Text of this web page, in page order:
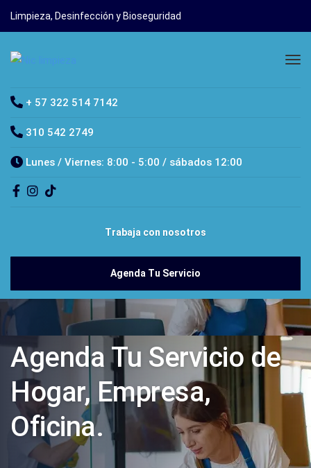
Limpieza, Desinfección y Bioseguridad
+ 57 322 514 7142
310 542 2749
Lunes / Viernes: 8:00 - 5:00 / sábados 12:00
Trabaja con nosotros
Agenda Tu Servicio
Agenda Tu Servicio de
Hogar, Empresa,
Oficina.